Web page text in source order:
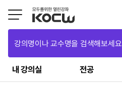
강의명이나 교수명을 검색해보세요
내 강의실 전공